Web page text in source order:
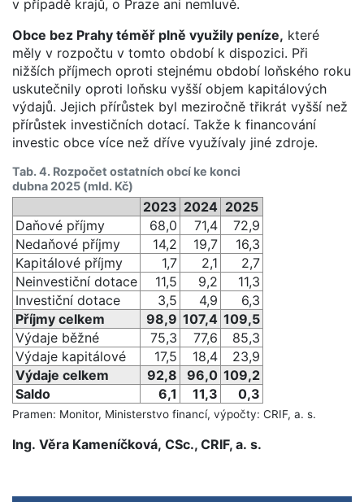
v případě krajů, o Praze ani nemluvě.
Obce bez Prahy téměř plně využily peníze, které
měly v rozpočtu v tomto období k dispozici. Při
nižších příjmech oproti stejnému období loňského roku
uskutečnily oproti loňsku vyšší objem kapitálových
výdajů. Jejich přírůstek byl meziročně třikrát vyšší než
přírůstek investičních dotací. Takže k financování
investic obce více než dříve využívaly jiné zdroje.
Tab. 4. Rozpočet ostatních obcí ke konci
dubna 2025 (mld. Kč)
2023 2024 2025
Daňové příjmy
68,0 71,4
72,9
Nedaňové příjmy
14,2 19,7
16,3
Kapitálové příjmy
1,7 2,1
2,7
Neinvestiční dotace
11,5 9,2
11,3
Investiční dotace
3,5 4,9
6,3
Příjmy celkem
98,9 107,4 109,5
Výdaje běžné
75,3 77,6
85,3
Výdaje kapitálové
17,5 18,4
23,9
Výdaje celkem
92,8 96,0 109,2
Saldo
6,1 11,3 0,3
Pramen: Monitor, Ministerstvo financí, výpočty: CRIF, a. s.
Ing. Věra Kameníčková, CSc., CRIF, a. s.